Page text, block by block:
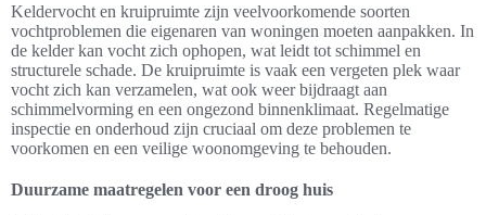
Keldervocht en kruipruimte zijn veelvoorkomende soorten
vochtproblemen die eigenaren van woningen moeten aanpakken. In
de kelder kan vocht zich ophopen, wat leidt tot schimmel en
structurele schade. De kruipruimte is vaak een vergeten plek waar
vocht zich kan verzamelen, wat ook weer bijdraagt aan
schimmelvorming en een ongezond binnenklimaat. Regelmatige
inspectie en onderhoud zijn cruciaal om deze problemen te
voorkomen en een veilige woonomgeving te behouden.
Duurzame maatregelen voor een droog huis